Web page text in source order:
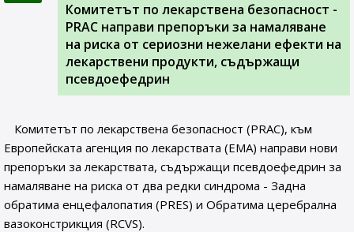
Комитетът по лекарствена безопасност -
PRAC направи препоръки за намаляване
на риска от сериозни нежелани ефекти на
лекарствени продукти, съдържащи
псевдоефедрин
Комитетът по лекарствена безопасност (PRAC), към
Европейската агенция по лекарствата (ЕМА) направи нови
препоръки за лекарствата, съдържащи псевдоефедрин за
намаляване на риска от два редки синдрома - Задна
обратима енцефалопатия (PRES) и Обратима церебрална
вазоконстрикция (RCVS).